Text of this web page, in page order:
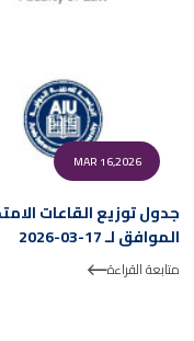
MAR 16,2026
الموافق لـ 17-03-2026
متابعة القراءة